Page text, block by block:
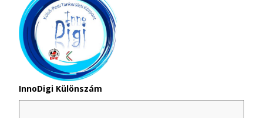
InnoDigi Különszám